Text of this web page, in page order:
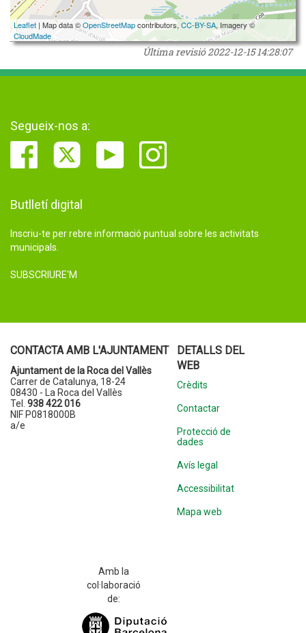
Leaflet | Map data ©OpenStreetMapcontributors, CC-BY-SA, Imagery ©
CloudMade
Última revisió2022-12-15 14:28:07
Segueix-nos a:
Butlletí digital
Inscriu-te per rebre informació puntual sobre les activitats
municipals.
SUBSCRIURE'M
CONTACTA AMB L'AJUNTAMENT
Ajuntament de la Roca del Vallès
Carrer de Catalunya, 18-24
08430 - La Roca del Vallès
Tel. 938 422 016
NIF P0818000B
a/e
DETALLS DEL
WEB
Crèdits
Contactar
Protecció de
dades
Avís legal
Accessibilitat
Mapa web
Amb la
col·laboració
de: